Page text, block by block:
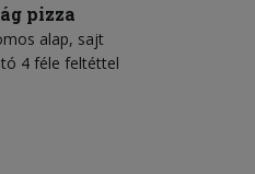
pizza
alap sajt
4 féle feltéttel